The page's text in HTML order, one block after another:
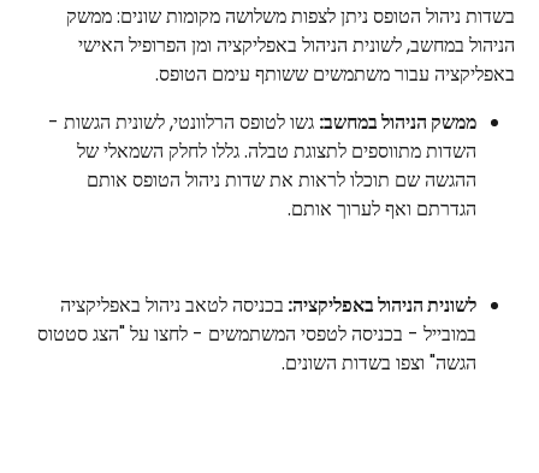
בשדות ניהול הטופס ניתן לצפות משלושה מקומות שונים: ממשק
הניהול במחשב, לשונית הניהול באפליקציה ומן הפרופיל האישי
באפליקציה עבור משתמשים ששותף עימם הטופס.
ממשק הניהול במחשב: גשו לטופס הרלוונטי, לשונית הגשות -
השדות מתווספים לתצוגת טבלה. גללו לחלק השמאלי של
ההגשה שם תוכלו לראות את שדות ניהול הטופס אותם
הגדרתם ואף לערוך אותם.
לשונית הניהול באפליקציה: בכניסה לטאב ניהול באפליקציה
במובייל - בכניסה לטפסי המשתמשים - לחצו על "הצג סטטוס
הגשה" וצפו בשדות השונים.